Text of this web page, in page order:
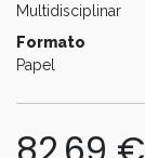
Multidisciplinar
Formato
Papel